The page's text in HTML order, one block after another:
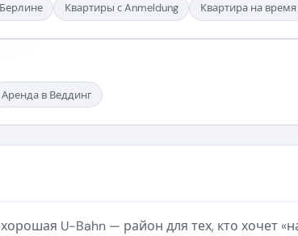
Квартиры с Anmeldung Квартира на время
Аренда в Веддинг
U-Bahn — район для тех, кто хочет